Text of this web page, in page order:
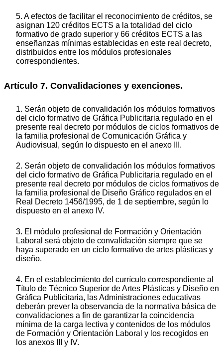
5. A efectos de facilitar el reconocimiento de créditos, se
asignan 120 créditos ECTS a la totalidad del ciclo
formativo de grado superior y 66 créditos ECTS a las
enseñanzas mínimas establecidas en este real decreto,
distribuidos entre los módulos profesionales
correspondientes.
Artículo 7. Convalidaciones y exenciones.
1. Serán objeto de convalidación los módulos formativos
del ciclo formativo de Gráfica Publicitaria regulado en el
presente real decreto por módulos de ciclos formativos de
la familia profesional de Comunicación Gráfica y
Audiovisual, según lo dispuesto en el anexo III.
2. Serán objeto de convalidación los módulos formativos
del ciclo formativo de Gráfica Publicitaria regulado en el
presente real decreto por módulos de ciclos formativos de
la familia profesional de Diseño Gráfico regulados en el
Real Decreto 1456/1995, de 1 de septiembre, según lo
dispuesto en el anexo IV.
3. El módulo profesional de Formación y Orientación
Laboral será objeto de convalidación siempre que se
haya superado en un ciclo formativo de artes plásticas y
diseño.
4. En el establecimiento del currículo correspondiente al
Título de Técnico Superior de Artes Plásticas y Diseño en
Gráfica Publicitaria, las Administraciones educativas
deberán prever la observancia de la normativa básica de
convalidaciones a fin de garantizar la coincidencia
mínima de la carga lectiva y contenidos de los módulos
de Formación y Orientación Laboral y los recogidos en
los anexos III y IV.